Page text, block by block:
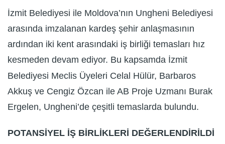
İzmit Belediyesi ile Moldova’nın Ungheni Belediyesi
arasında imzalanan kardeş şehir anlaşmasının
ardından iki kent arasındaki iş birliği temasları hız
kesmeden devam ediyor. Bu kapsamda İzmit
Belediyesi Meclis Üyeleri Celal Hülür, Barbaros
Akkuş ve Cengiz Özcan ile AB Proje Uzmanı Burak
Ergelen, Ungheni’de çeşitli temaslarda bulundu.
POTANSİYEL İŞ BİRLİKLERİ DEĞERLENDİRİLDİ